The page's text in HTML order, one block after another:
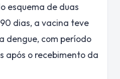
esquema de duas
dias, a vacina teve
dengue, com período
após o recebimento da